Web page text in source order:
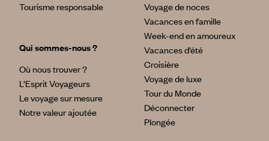
Tourisme responsable
Qui sommes-nous ?
Où nous trouver ?
L’Esprit Voyageurs
Le voyage sur mesure
Notre valeur ajoutée
Voyage de noces
Vacances en famille
Week-end en amoureux
Vacances d’été
Croisière
Voyage de luxe
Tour du Monde
Déconnecter
Plongée